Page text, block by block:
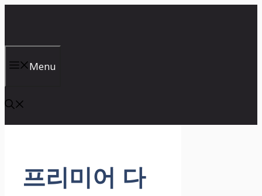
건
기
Menu
프리미어 다